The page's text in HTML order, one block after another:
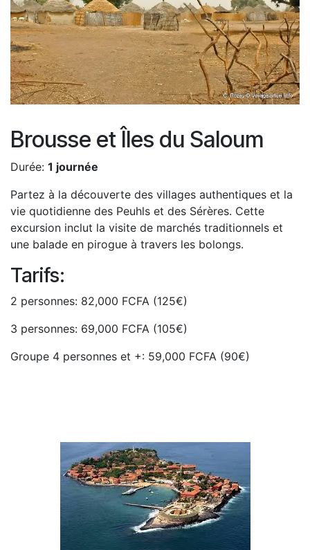
Brousse et Îles du Saloum
Durée: 1 journée
Partez à la découverte des villages authentiques et la
vie quotidienne des Peuhls et des Sérères. Cette
excursion inclut la visite de marchés traditionnels et
une balade en pirogue à travers les bolongs.
Tarifs:
2 personnes: 82,000 FCFA (125€)
3 personnes: 69,000 FCFA (105€)
Groupe 4 personnes et +: 59,000 FCFA (90€)